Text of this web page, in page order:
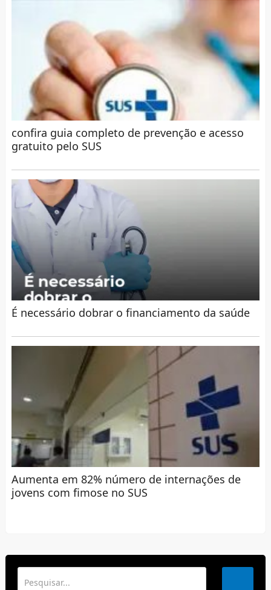
confira guia completo de prevenção e acesso
gratuito pelo SUS
É necessário dobrar o financiamento da saúde
Aumenta em 82% número de internações de
jovens com fimose no SUS